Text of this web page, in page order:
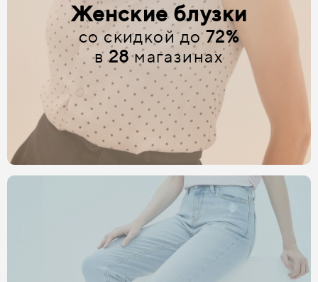
Женские блузки
со скидкой до72%
в28магазинах